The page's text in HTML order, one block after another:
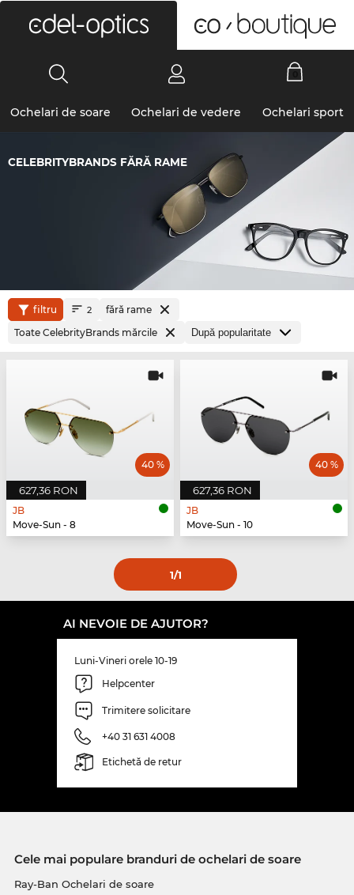
Ochelari de soare Ochelari de vedere Ochelari sport
CELEBRITYBRANDS FĂRĂ RAME
filtru 2
fără rame
Toate CelebrityBrands mărcile
627,36 RON
40 %
JB
Move-Sun - 8
627,36 RON
40 %
JB
Move-Sun - 10
1/1
AI NEVOIE DE AJUTOR?
Luni-Vineri orele 10-19
Helpcenter
Trimitere solicitare
+40 31 631 4008
Etichetă de retur
Cele mai populare branduri de ochelari de soare
Ray-Ban Ochelari de soare